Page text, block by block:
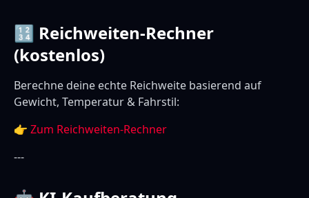
🔢 Reichweiten-Rechner
(kostenlos)
Berechne deine echte Reichweite basierend auf
Gewicht, Temperatur & Fahrstil:
👉 Zum Reichweiten-Rechner
---